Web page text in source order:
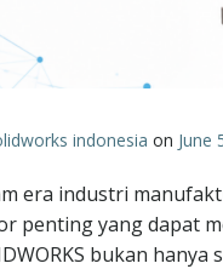
indonesia on June
era industri
penting yang dapat
bukan